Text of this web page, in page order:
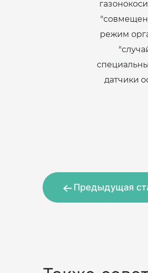
режим
датчики
Предыдущая